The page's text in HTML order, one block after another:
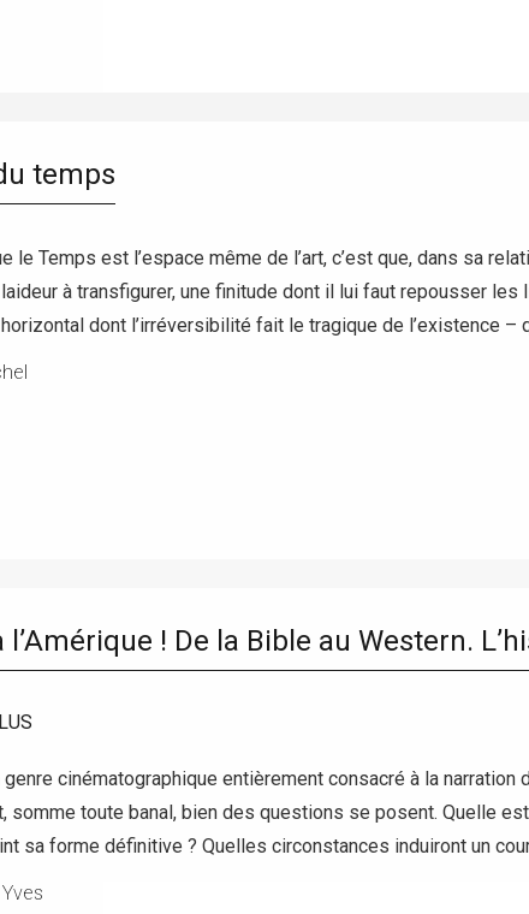
temps
le Temps est l’espace même de l’art, c’est que, dans sa
à transfigurer, une finitude dont il lui faut repousser
dont l’irréversibilité fait le tragique de l’existence –
l’Amérique ! De la Bible au Western.
cinématographique entièrement consacré à la
somme toute banal, bien des questions se posent. Quelle
sa forme définitive ? Quelles circonstances induiront un